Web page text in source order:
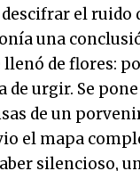
el ruido
una
llenó de flores:
urgir. Se
de un
el mapa
silencioso,